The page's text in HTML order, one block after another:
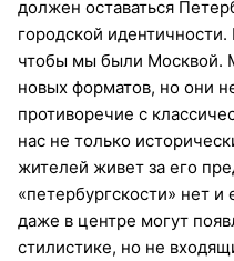
должен оставаться
городской
чтобы мы были Москвой.
новых форматов, но они
противоречие с
нас не только
жителей живет за его
«петербургскости» нет и
даже в центре могут
стилистике, но не